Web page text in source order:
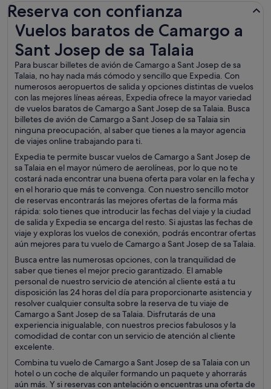
Reserva con confianza
Vuelos baratos de Camargo a
Sant Josep de sa Talaia
Para buscar billetes de avión de Camargo a Sant Josep de sa
Talaia, no hay nada más cómodo y sencillo que Expedia. Con
numerosos aeropuertos de salida y opciones distintas de vuelos
con las mejores líneas aéreas, Expedia ofrece la mayor variedad
de vuelos baratos de Camargo a Sant Josep de sa Talaia. Busca
billetes de avión de Camargo a Sant Josep de sa Talaia sin
ninguna preocupación, al saber que tienes a la mayor agencia
de viajes online trabajando para ti.
Expedia te permite buscar vuelos de Camargo a Sant Josep de
sa Talaia en el mayor número de aerolíneas, por lo que no te
costará nada encontrar una buena oferta para volar en la fecha y
en el horario que más te convenga. Con nuestro sencillo motor
de reservas encontrarás las mejores ofertas de la forma más
rápida: solo tienes que introducir las fechas del viaje y la ciudad
de salida y Expedia se encarga del resto. Si ajustas las fechas de
viaje y exploras los vuelos de conexión, podrás encontrar ofertas
aún mejores para tu vuelo de Camargo a Sant Josep de sa Talaia.
Busca entre las numerosas opciones, con la tranquilidad de
saber que tienes el mejor precio garantizado. El amable
personal de nuestro servicio de atención al cliente está a tu
disposición las 24 horas del día para proporcionarte asistencia y
resolver cualquier consulta sobre la reserva de tu viaje de
Camargo a Sant Josep de sa Talaia. Disfrutarás de una
experiencia inigualable, con nuestros precios fabulosos y la
comodidad de contar con un servicio de atención al cliente
excelente.
Combina tu vuelo de Camargo a Sant Josep de sa Talaia con un
hotel o un coche de alquiler formando un paquete y ahorrarás
aún más. Y si reservas con antelación o encuentras una oferta de
Vuelos baratos de Camargo a Sant Josep de sa Talaia